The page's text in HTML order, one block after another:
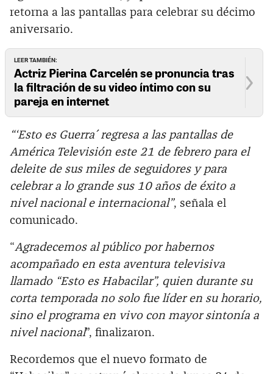
retorna a las pantallas para celebrar su décimo
aniversario.
LEER TAMBIÉN:
Actriz Pierina Carcelén se pronuncia tras
la filtración de su video íntimo con su
pareja en internet
“‘Esto es Guerra´ regresa a las pantallas de
América Televisión este 21 de febrero para el
deleite de sus miles de seguidores y para
celebrar a lo grande sus 10 años de éxito a
nivel nacional e internacional”, señala el
comunicado.
“Agradecemos al público por habernos
acompañado en esta aventura televisiva
llamado “Esto es Habacilar”, quien durante su
corta temporada no solo fue líder en su horario,
sino el programa en vivo con mayor sintonía a
nivel nacional”, finalizaron.
Recordemos que el nuevo formato de